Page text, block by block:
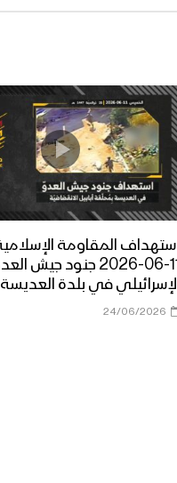
استهداف المقاومة
11-06-2026 جنود جيش
الإسرائيلي في بلدة العديسة
24/06/2026